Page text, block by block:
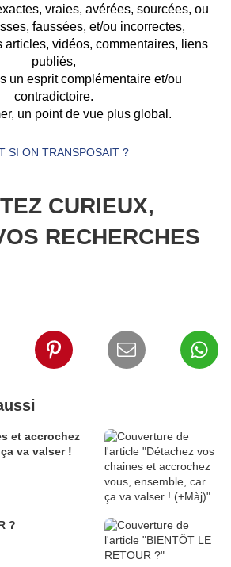
vraies, avérées, sourcées, ou
faussées, et/ou incorrectes,
articles, vidéos, commentaires, liens
publiés,
un esprit complémentaire et/ou
contradictoire.
un point de vue plus global.
CURIEUX,
RECHERCHES
et accrochez
va valser !
?